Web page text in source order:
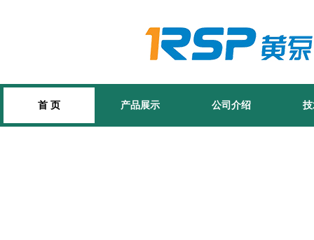
首 页 产品展示 公司介绍